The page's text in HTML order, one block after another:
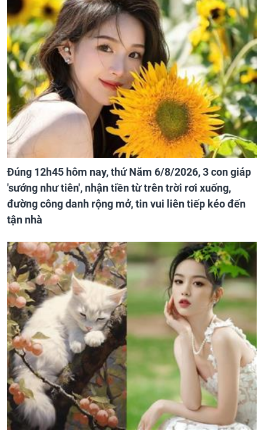
Đúng 12h45 hôm nay, thứ Năm 6/8/2026, 3 con giáp
'sướng như tiên', nhận tiền từ trên trời rơi xuống,
đường công danh rộng mở, tin vui liên tiếp kéo đến
tận nhà